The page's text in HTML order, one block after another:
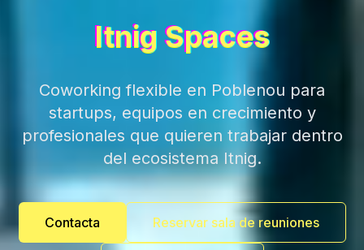
Itnig Spaces
Coworking flexible en Poblenou para
startups, equipos en crecimiento y
profesionales que quieren trabajar dentro
del ecosistema Itnig.
Contacta Reservar sala de reuniones